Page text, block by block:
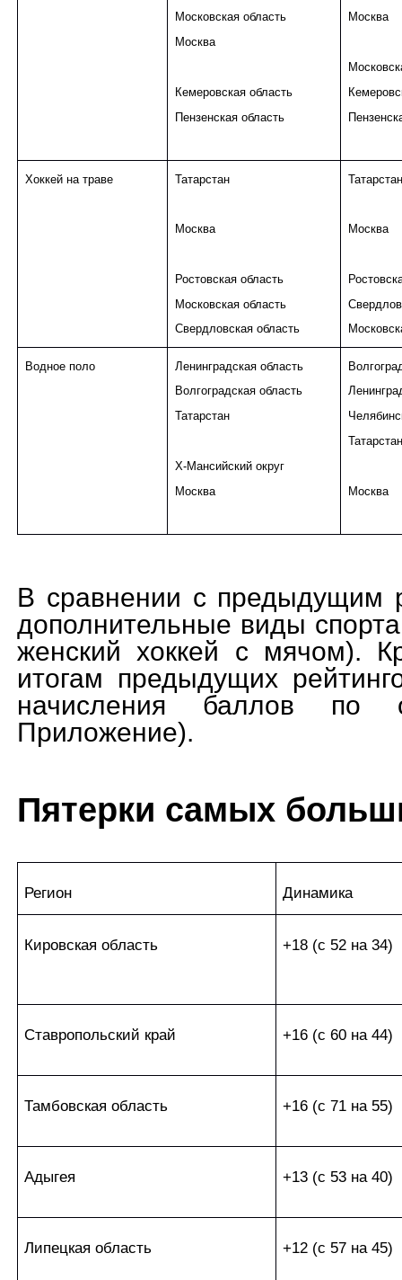
Московская область
Москва
Кемеровская область
Пензенская область
Москва
Хоккей на траве Татарстан
Москва
Ростовская область
Московская область
Свердловская область
Татарстан
Москва
Водное поло
Ленинградская область
Волгоградская область
Татарстан
Х-Мансийский округ
Москва
Татарстан
Москва
В сравнении с предыдущим
дополнительные виды
женский хоккей с мячом).
итогам предыдущих
начисления баллов по
Приложение).
Пятерки самых
Регион Динамика
Кировская область +18 (с 52 на 34)
Ставропольский край +16 (с 60 на 44)
Тамбовская область +16 (с 71 на 55)
Адыгея +13 (с 53 на 40)
Липецкая область +12 (с 57 на 45)